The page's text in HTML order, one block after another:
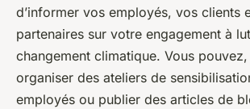
d’informer vos employés, vos clients
partenaires sur votre engagement à
changement climatique. Vous
organiser des ateliers de
employés ou publier des articles de